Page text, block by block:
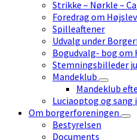
Strikke – Nørkle –
Foredrag om
Spilleaftener
Udvalg under
Bogudvalg- bog om
Stemningsbilleder
Mandeklub
Mandeklub
Luciaoptog og sang
Om borgerforeningen
Bestyrelsen
Documents